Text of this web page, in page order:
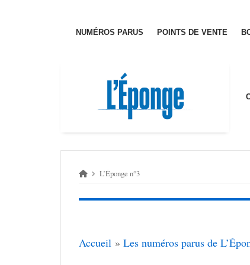
NUMÉ­­­ROS PARUS POINTS DE VENTE
L’Éponge n°3
Accueil » Les numé­­­ros parus de